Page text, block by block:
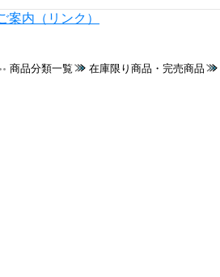
案内（リンク）
商品分類一覧 在庫限り商品・完売商品